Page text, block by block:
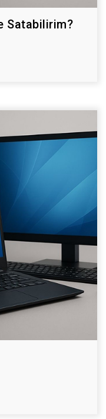
Satabilirim?